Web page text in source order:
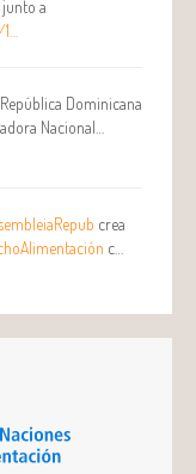
a
Dominicana
Nacional…
crea
c…